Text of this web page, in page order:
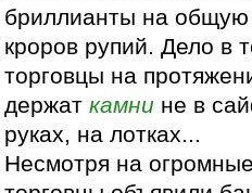
бриллианты на общую
кроров рупий. Дело в
торговцы на
держаткамни не в
руках, на лотках...
Несмотря на